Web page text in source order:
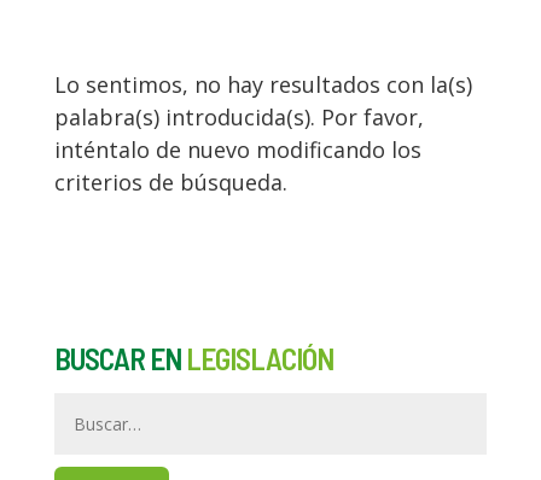
Lo sentimos, no hay resultados con la(s)
palabra(s) introducida(s). Por favor,
inténtalo de nuevo modificando los
criterios de búsqueda.
BUSCAR EN LEGISLACIÓN